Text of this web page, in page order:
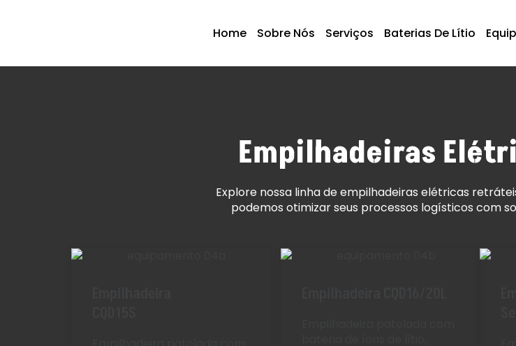
Home Sobre Nós Serviços Baterias De Lítio
Empilhadeiras
Explore nossa linha de empilhadeiras elétricas
podemos otimizar seus processos logísticos com